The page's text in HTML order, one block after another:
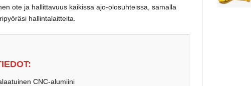
ote ja hallittavuus kaikissa ajo-olosuhteissa, samalla
hallintalaitteita.
CNC-alumiini